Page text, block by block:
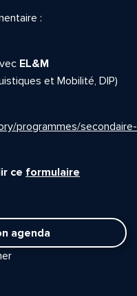
:
EL&M
et Mobilité, DIP)
programmes/secondaire-
ce formulaire
agenda